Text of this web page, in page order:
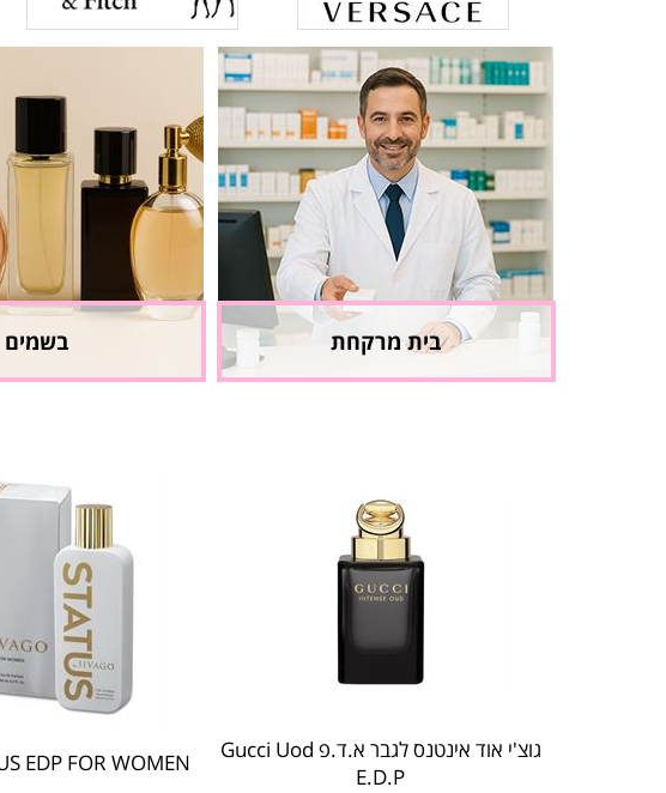
בית מרקחת בשמים
גוצ'י אוד אינטנס לגבר א.ד.פ Gucci Uod
E.D.P
EDP FOR WOMEN